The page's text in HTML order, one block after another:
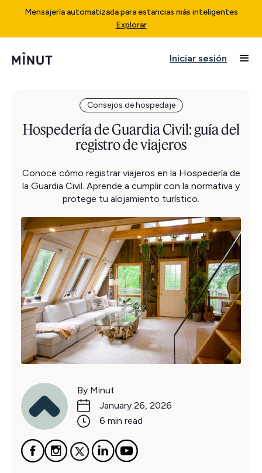
Mensajería automatizada para estancias más inteligentes
Explorar
Iniciar sesión
Consejos de hospedaje
Hospedería de Guardia Civil: guía del
registro de viajeros
Conoce cómo registrar viajeros en la Hospedería de
la Guardia Civil. Aprende a cumplir con la normativa y
protege tu alojamiento turístico.
By Minut
January 26, 2026
6 min read